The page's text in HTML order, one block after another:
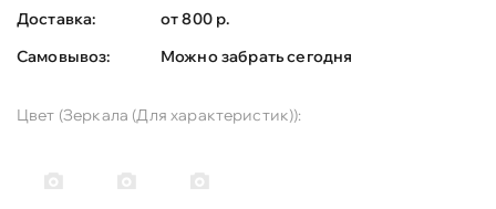
Доставка:
от 800 р.
Самовывоз:
Можно забрать сегодня
Цвет (Зеркала (Для характеристик)):